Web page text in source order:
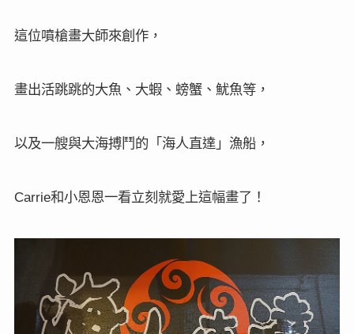
這位噴槍畫大師來創作，
畫出活跳跳的大魚、大蝦、螃蟹、魷魚等，
以及一艘與大海搏鬥的「海人直達」漁船，
Carrie和小恩恩一看立刻就愛上這幅畫了！